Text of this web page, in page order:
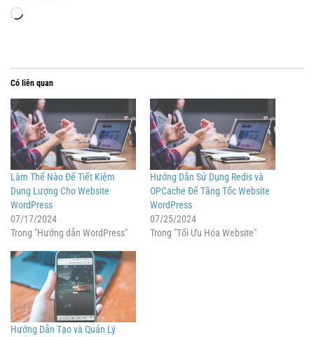
Đang
Có liên quan
Làm Thế Nào Để Tiết Kiệm
Dung Lượng Cho Website
WordPress
07/17/2024
Trong "Hướng dẫn WordPress"
Hướng Dẫn Sử Dụng Redis và
OPCache Để Tăng Tốc Website
WordPress
07/25/2024
Trong "Tối Ưu Hóa Website"
Hướng Dẫn Tạo và Quản Lý